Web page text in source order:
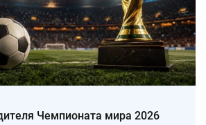
Чемпионата мира 2026